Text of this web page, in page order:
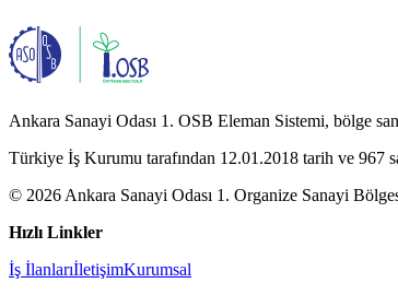
Ankara Sanayi Odası 1. OSB Eleman Sistemi, bölge
Türkiye İş Kurumu tarafından 12.01.2018 tarih ve 967
© 2026 Ankara Sanayi Odası 1. Organize Sanayi
Hızlı Linkler
İş İlanlarıİletişimKurumsal